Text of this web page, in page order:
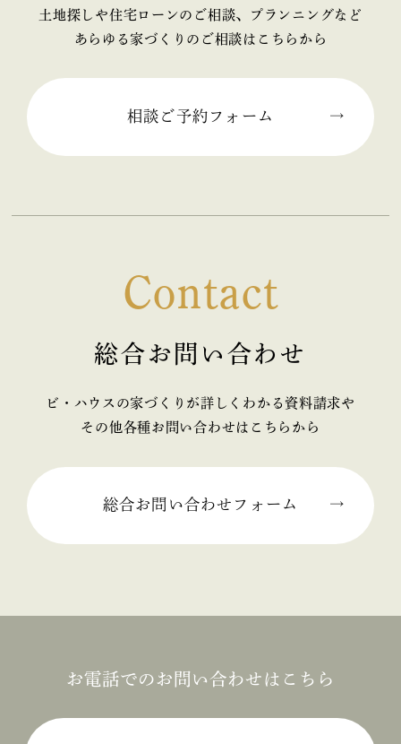
土地探しや住宅ローンのご相談、プランニングなど
あらゆる家づくりのご相談はこちらから
相談ご予約フォーム
Contact
総合お問い合わせ
ビ・ハウスの家づくりが詳しくわかる資料請求や
その他各種お問い合わせはこちらから
総合お問い合わせフォーム
お電話でのお問い合わせはこちら